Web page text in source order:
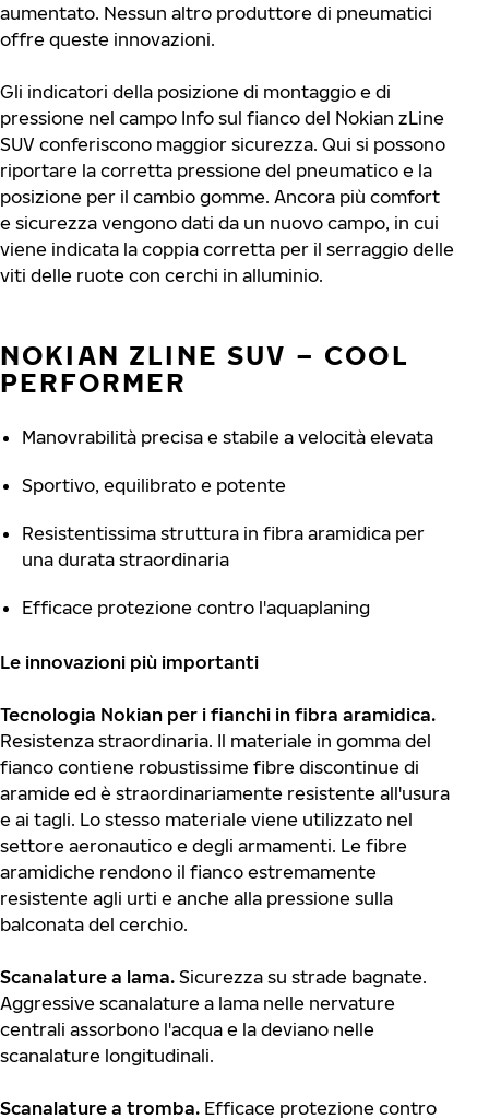
aumentato. Nessun altro produttore di pneumatici
offre queste innovazioni.
Gli indicatori della posizione di montaggio e di
pressione nel campo Info sul fianco del Nokian zLine
SUV conferiscono maggior sicurezza. Qui si possono
riportare la corretta pressione del pneumatico e la
posizione per il cambio gomme. Ancora più comfort
e sicurezza vengono dati da un nuovo campo, in cui
viene indicata la coppia corretta per il serraggio delle
viti delle ruote con cerchi in alluminio.
NOKIAN ZLINE SUV – COOL
PERFORMER
Manovrabilità precisa e stabile a velocità elevata
Sportivo, equilibrato e potente
Resistentissima struttura in fibra aramidica per
una durata straordinaria
Efficace protezione contro l'aquaplaning
Le innovazioni più importanti
Tecnologia Nokian per i fianchi in fibra aramidica.
Resistenza straordinaria. Il materiale in gomma del
fianco contiene robustissime fibre discontinue di
aramide ed è straordinariamente resistente all'usura
e ai tagli. Lo stesso materiale viene utilizzato nel
settore aeronautico e degli armamenti. Le fibre
aramidiche rendono il fianco estremamente
resistente agli urti e anche alla pressione sulla
balconata del cerchio.
Scanalature a lama. Sicurezza su strade bagnate.
Aggressive scanalature a lama nelle nervature
centrali assorbono l'acqua e la deviano nelle
scanalature longitudinali.
Scanalature a tromba. Efficace protezione contro